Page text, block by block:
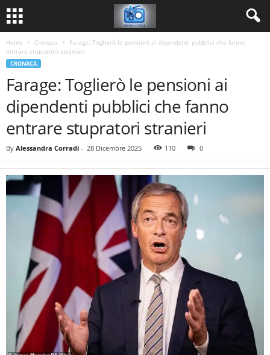
Home Cronaca
Farage: Toglierò le pensioni ai dipendenti pubblici che fanno
entrare stupratori stranieri
CRONACA
Farage: Toglierò le pensioni ai
dipendenti pubblici che fanno
entrare stupratori stranieri
By Alessandra Corradi - 28 Dicembre 2025 110 0